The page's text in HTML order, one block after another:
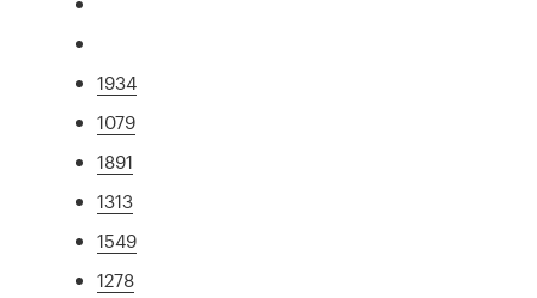
1934
1079
1891
1313
1549
1278